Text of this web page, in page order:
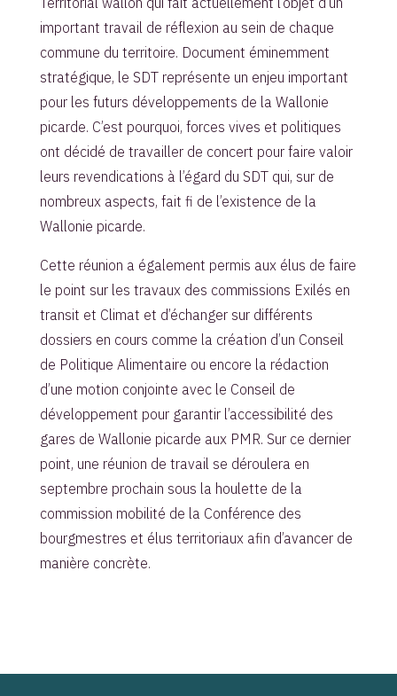
important travail de réflexion au sein de chaque
commune du territoire. Document éminemment
stratégique, le SDT représente un enjeu important
pour les futurs développements de la Wallonie
picarde. C’est pourquoi, forces vives et politiques
ont décidé de travailler de concert pour faire valoir
leurs revendications à l’égard du SDT qui, sur de
nombreux aspects, fait fi de l’existence de la
Wallonie picarde.
Cette réunion a également permis aux élus de faire
le point sur les travaux des commissions Exilés en
transit et Climat et d’échanger sur différents
dossiers en cours comme la création d’un Conseil
de Politique Alimentaire ou encore la rédaction
d’une motion conjointe avec le Conseil de
développement pour garantir l’accessibilité des
gares de Wallonie picarde aux PMR. Sur ce dernier
point, une réunion de travail se déroulera en
septembre prochain sous la houlette de la
commission mobilité de la Conférence des
bourgmestres et élus territoriaux afin d’avancer de
manière concrète.